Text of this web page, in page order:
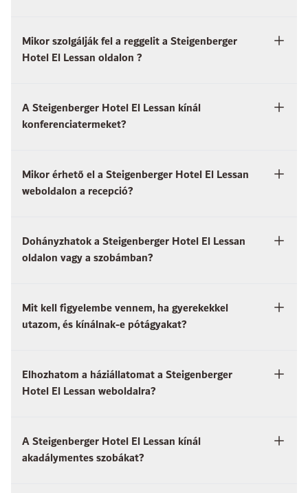
Mikor szolgálják fel a reggelit a Steigenberger
Hotel El Lessan oldalon ?
A Steigenberger Hotel El Lessan kínál
konferenciatermeket?
Mikor érhető el a Steigenberger Hotel El Lessan
weboldalon a recepció?
Dohányzhatok a Steigenberger Hotel El Lessan
oldalon vagy a szobámban?
Mit kell figyelembe vennem, ha gyerekekkel
utazom, és kínálnak-e pótágyakat?
Elhozhatom a háziállatomat a Steigenberger
Hotel El Lessan weboldalra?
A Steigenberger Hotel El Lessan kínál
akadálymentes szobákat?